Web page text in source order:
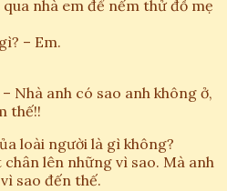
nhà em để nếm thử đồ mẹ
– Em.
Nhà anh có sao anh không ở,
thế!!
loài người là gì không?
lên những vì sao. Mà anh
sao đến thế.